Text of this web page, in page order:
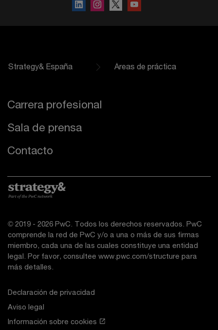
Strategy& España Áreas de práctica
Carrera profesional
Sala de prensa
Contacto
© 2019 - 2026 PwC. Todos los derechos reservados. PwC
comprende la red de PwC y/o a una o más de sus firmas
miembro, cada una de las cuales constituye una entidad
legal. Por favor, consultee www.pwc.com/structure para
más detalles.
Declaración de privacidad
Aviso legal
Información sobre cookies